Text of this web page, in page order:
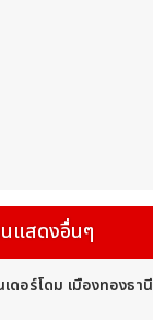
แสดงอื่นๆ
เดอร์โดม เมืองทองธานี